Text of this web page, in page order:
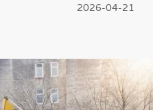
2026-04-21